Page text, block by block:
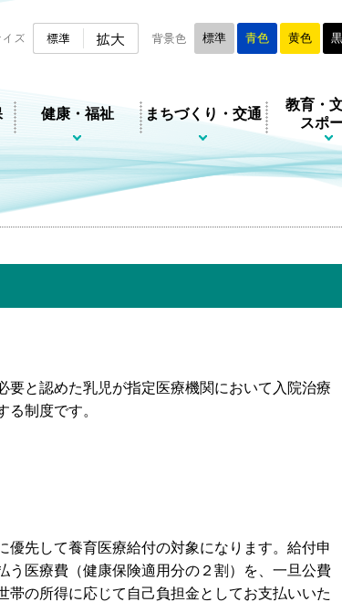
ズ 標準 拡大 背景色 標準 青色 黄色
健康・福祉 まちづくり・交通
教育・
スポ
と認めた乳児が指定医療機関において入院治療
制度です。
先して養育医療給付の対象になります。給付申
医療費（健康保険適用分の２割）を、一旦公費
の所得に応じて自己負担金としてお支払いいた